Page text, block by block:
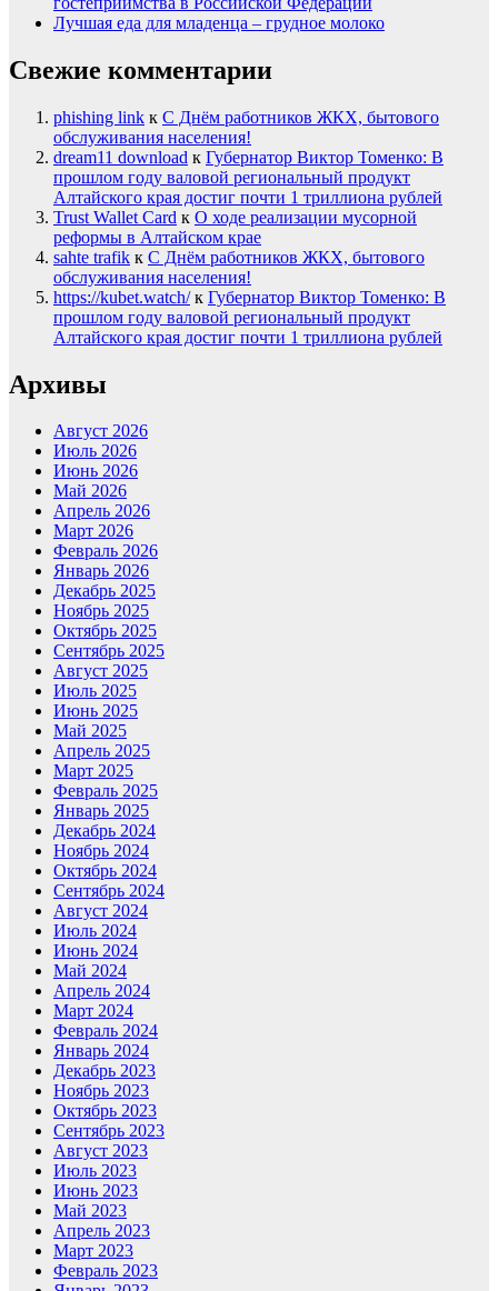
Лучшая еда для младенца – грудное молоко
Свежие комментарии
phishing link к С Днём работников ЖКХ, бытового
обслуживания населения!
dream11 download к Губернатор Виктор Томенко: В
прошлом году валовой региональный продукт
Алтайского края достиг почти 1 триллиона рублей
Trust Wallet Card к О ходе реализации мусорной
реформы в Алтайском крае
sahte trafik к С Днём работников ЖКХ, бытового
обслуживания населения!
https://kubet.watch/к Губернатор Виктор Томенко: В
прошлом году валовой региональный продукт
Алтайского края достиг почти 1 триллиона рублей
Архивы
Август 2026
Июль 2026
Июнь 2026
Май 2026
Апрель 2026
Март 2026
Февраль 2026
Январь 2026
Декабрь 2025
Ноябрь 2025
Октябрь 2025
Сентябрь 2025
Август 2025
Июль 2025
Июнь 2025
Май 2025
Апрель 2025
Март 2025
Февраль 2025
Январь 2025
Декабрь 2024
Ноябрь 2024
Октябрь 2024
Сентябрь 2024
Август 2024
Июль 2024
Июнь 2024
Май 2024
Апрель 2024
Март 2024
Февраль 2024
Январь 2024
Декабрь 2023
Ноябрь 2023
Октябрь 2023
Сентябрь 2023
Август 2023
Июль 2023
Июнь 2023
Май 2023
Апрель 2023
Март 2023
Февраль 2023